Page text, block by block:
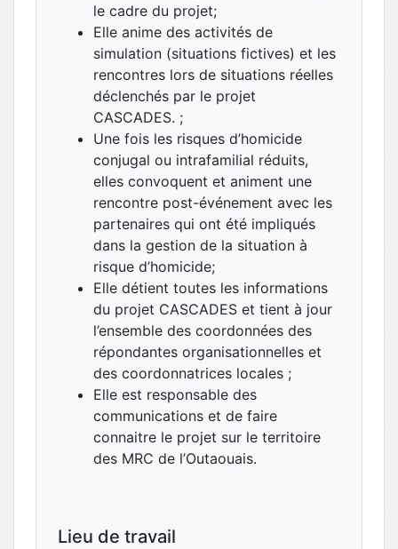
le cadre du projet;
Elle anime des activités de
simulation (situations fictives) et les
rencontres lors de situations réelles
déclenchés par le projet
CASCADES. ;
Une fois les risques d’homicide
conjugal ou intrafamilial réduits,
elles convoquent et animent une
rencontre post-événement avec les
partenaires qui ont été impliqués
dans la gestion de la situation à
risque d’homicide;
Elle détient toutes les informations
du projet CASCADES et tient à jour
l’ensemble des coordonnées des
répondantes organisationnelles et
des coordonnatrices locales ;
Elle est responsable des
communications et de faire
connaitre le projet sur le territoire
des MRC de l’Outaouais.
Lieu de travail